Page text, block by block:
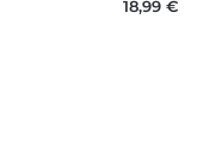
18,99 €